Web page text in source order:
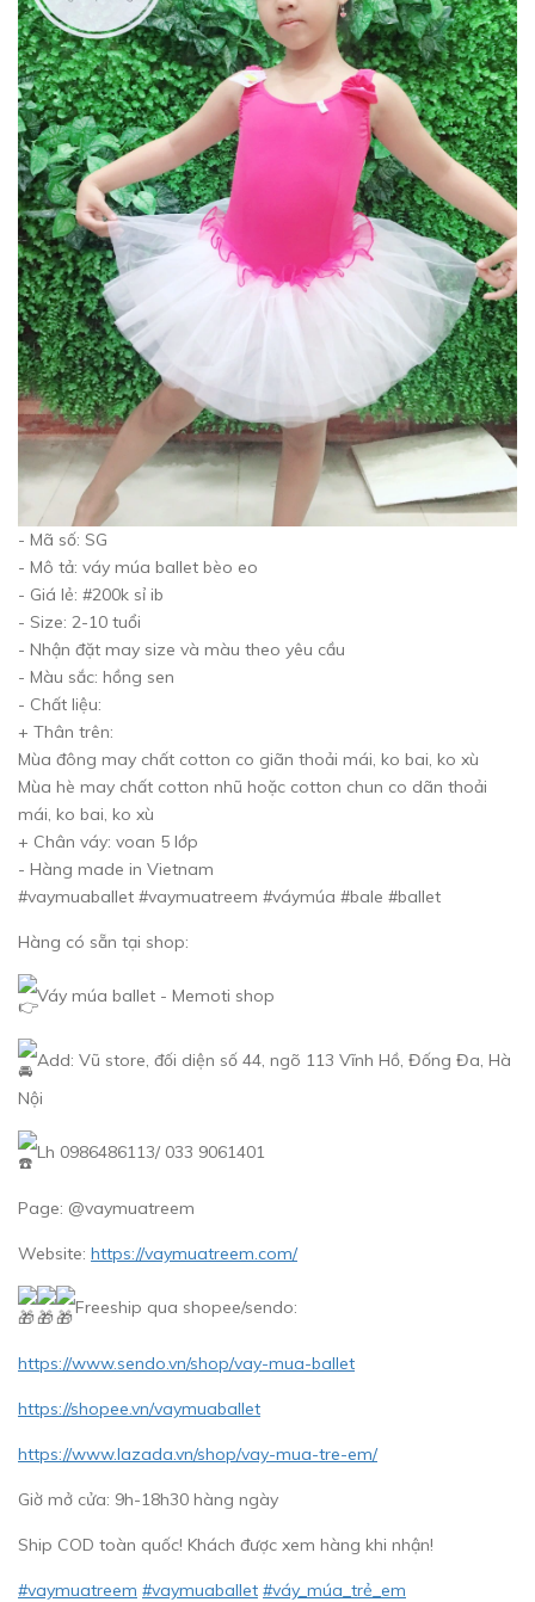
- Mã số: SG
- Mô tả: váy múa ballet bèo eo
- Giá lẻ: #200k sỉ ib
- Size: 2-10 tuổi
- Nhận đặt may size và màu theo yêu cầu
- Màu sắc: hồng sen
- Chất liệu:
+ Thân trên:
Mùa đông may chất cotton co giãn thoải mái, ko bai, ko xù
Mùa hè may chất cotton nhũ hoặc cotton chun co dãn thoải
mái, ko bai, ko xù
+ Chân váy: voan 5 lớp
- Hàng made in Vietnam
#vaymuaballet #vaymuatreem #váymúa #bale #ballet
Hàng có sẵn tại shop:
Váy múa ballet - Memoti shop
Add: Vũ store, đối diện số 44, ngõ 113 Vĩnh Hồ, Đống Đa, Hà
Nội
Lh 0986486113/ 033 9061401
Page: @vaymuatreem
Website: https://vaymuatreem.com/
Freeship qua shopee/sendo:
https://www.sendo.vn/shop/vay-mua-ballet
https://shopee.vn/vaymuaballet
https://www.lazada.vn/shop/vay-mua-tre-em/
Giờ mở cửa: 9h-18h30 hàng ngày
Ship COD toàn quốc! Khách được xem hàng khi nhận!
#vaymuatreem #vaymuaballet #váy_múa_trẻ_em